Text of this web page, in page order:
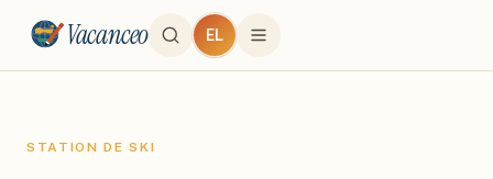
Vacanceo EL
STATION DE SKI